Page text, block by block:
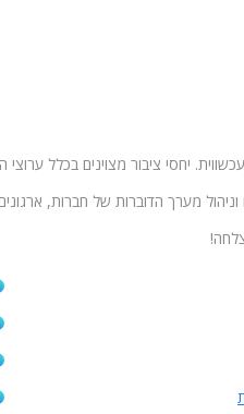
יחסי ציבור מצוינים בכלל
מערך הדוברות של חברות,